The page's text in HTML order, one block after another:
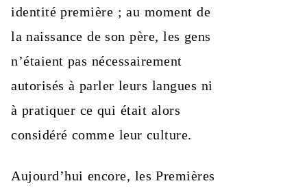
identité première ; au moment de
la naissance de son père, les gens
n’étaient pas nécessairement
autorisés à parler leurs langues ni
à pratiquer ce qui était alors
considéré comme leur culture.
Aujourd’hui encore, les Premières